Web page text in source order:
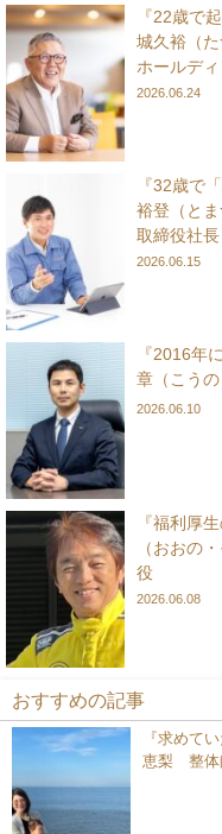
『22歳で
城久裕（
ホールデ
2026.06.24
『32歳で
裕登（と
取締役社長
2026.06.15
『2016年
章（こう
2026.06.10
『福利厚
（おおの
役
2026.06.08
おすすめの記事
『求めて
恵梨 整体